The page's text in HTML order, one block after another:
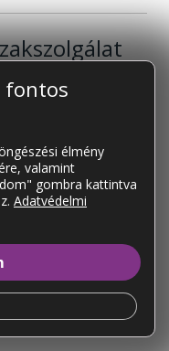
fontos
élmény
valamint
gombra kattintva
Adatvédelmi